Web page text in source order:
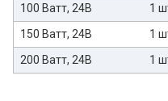
100 Ватт, 24В
1
150 Ватт, 24В
1
200 Ватт, 24В
1